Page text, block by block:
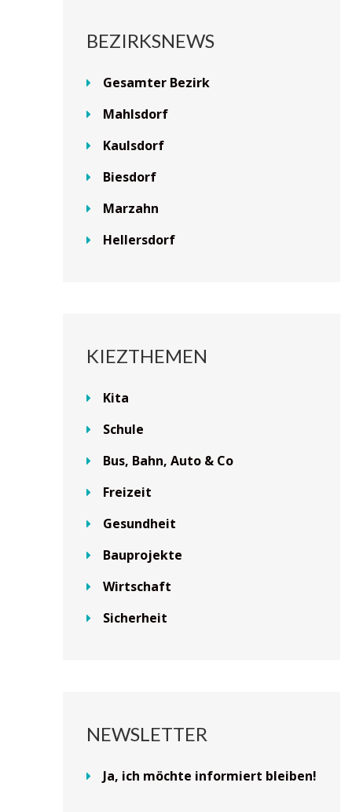
BEZIRKSNEWS
Gesamter Bezirk
Mahlsdorf
Kaulsdorf
Biesdorf
Marzahn
Hellersdorf
KIEZTHEMEN
Kita
Schule
Bus, Bahn, Auto & Co
Freizeit
Gesundheit
Bauprojekte
Wirtschaft
Sicherheit
NEWSLETTER
Ja, ich möchte informiert bleiben!